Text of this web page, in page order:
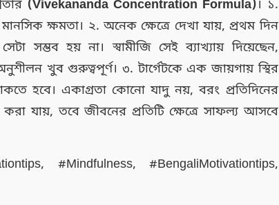
(Vivekananda Concentration Formula)। ১.
ক্ষমতা। ২. অনেক ক্ষেত্রে দেখা যায়, প্রথম দিন
সম্ভব হয় না। স্বামীজি সেই ব্যাখ্যায় দিয়েছেন,
খুব গুরুত্বপূর্ণ। ৩. টার্গেটকে এক জায়গায় স্থির
হবে। একাগ্রতা কোনো যাদু নয়, বরং প্রতিদিনের
যায়, তবে জীবনের প্রতিটি ক্ষেত্রে সাফল্য আসবে
#Mindfulness, #BengaliMotivationtips,